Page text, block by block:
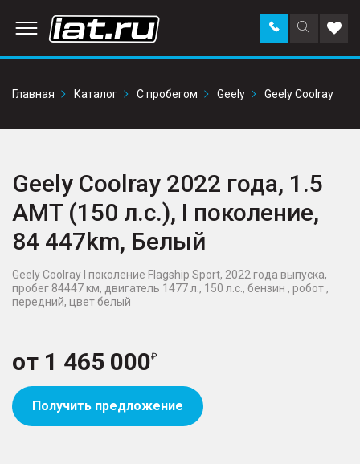
Поиск
по
Заказать
звонок в
Главная
Каталог С пробегом Geely Geely Coolray
Geely Coolray 2022 года, 1.5
AMT (150 л.с.), I поколение,
84 447km, Белый
Geely Coolray I поколение Flagship Sport, 2022 года выпуска,
пробег 84447 км, двигатель 1477 л., 150 л.с., бензин , робот ,
передний, цвет белый
от 1 465 000
Получить предложение